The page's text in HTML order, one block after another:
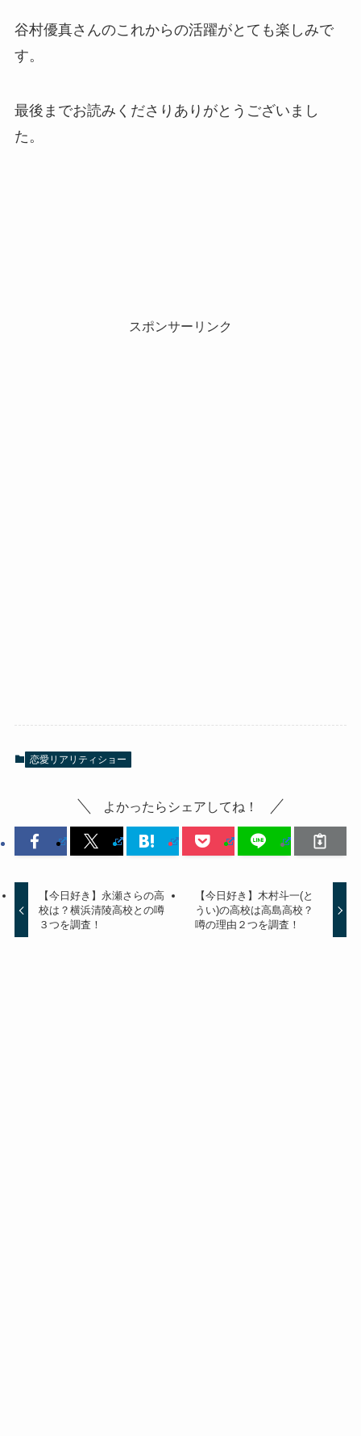
谷村優真さんのこれからの活躍がとても楽しみで
す。
最後までお読みくださりありがとうございまし
た。
スポンサーリンク
恋愛リアリティショー
よかったらシェアしてね！
【今日好き】永瀬さらの高
校は？横浜清陵高校との噂
３つを調査！
【今日好き】木村斗一(と
うい)の高校は高島高校？
噂の理由２つを調査！